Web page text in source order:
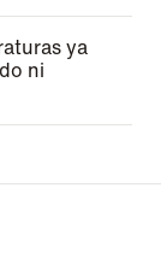
ya
ni